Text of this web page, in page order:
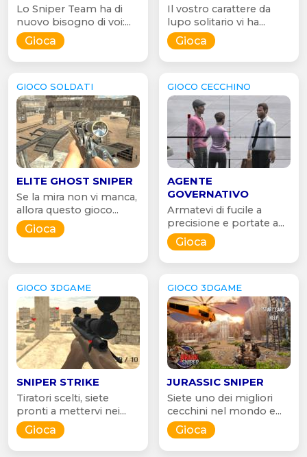
Lo Sniper Team ha di
nuovo bisogno di voi:...
Gioca
Il vostro carattere da
lupo solitario vi ha...
Gioca
GIOCO SOLDATI
ELITE GHOST SNIPER
Se la mira non vi manca,
allora questo gioco...
Gioca
GIOCO CECCHINO
AGENTE
GOVERNATIVO
Armatevi di fucile a
precisione e portate a...
Gioca
GIOCO 3DGAME
SNIPER STRIKE
Tiratori scelti, siete
pronti a mettervi nei...
Gioca
GIOCO 3DGAME
JURASSIC SNIPER
Siete uno dei migliori
cecchini nel mondo e...
Gioca